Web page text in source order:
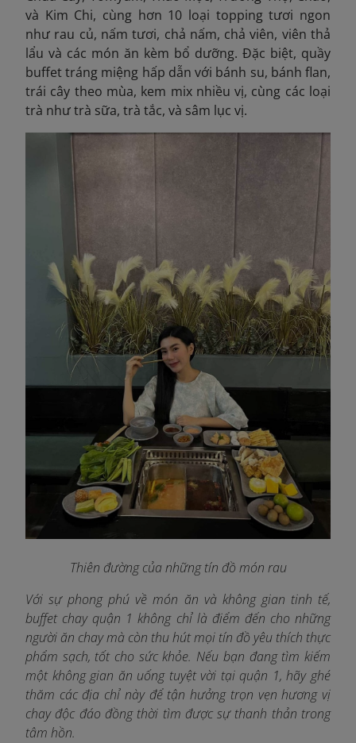
và Kim Chi, cùng hơn 10 loại topping tươi ngon
như rau củ, nấm tươi, chả nấm, chả viên, viên thả
lẩu và các món ăn kèm bổ dưỡng. Đặc biệt, quầy
buffet tráng miệng hấp dẫn với bánh su, bánh flan,
trái cây theo mùa, kem mix nhiều vị, cùng các loại
trà như trà sữa, trà tắc, và sâm lục vị.
Thiên đường của những tín đồ món rau
Với sự phong phú về món ăn và không gian tinh tế,
buffet chay quận 1 không chỉ là điểm đến cho những
người ăn chay mà còn thu hút mọi tín đồ yêu thích thực
phẩm sạch, tốt cho sức khỏe. Nếu bạn đang tìm kiếm
một không gian ăn uống tuyệt vời tại quận 1, hãy ghé
thăm các địa chỉ này để tận hưởng trọn vẹn hương vị
chay độc đáo đồng thời tìm được sự thanh thản trong
tâm hồn.